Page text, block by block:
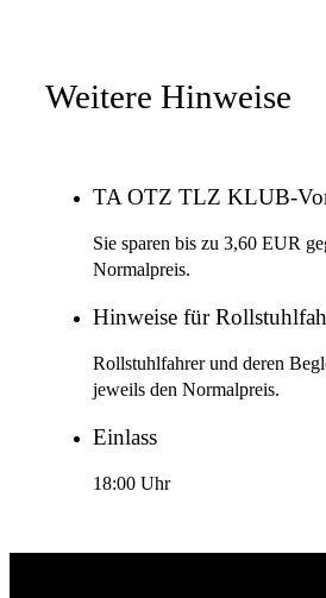
Weitere Hinweise
TA OTZ TLZ KLUB-
Sie sparen bis zu 3,60 EUR
Normalpreis.
Hinweise für
Rollstuhlfahrer und deren
jeweils den Normalpreis.
Einlass
18:00 Uhr